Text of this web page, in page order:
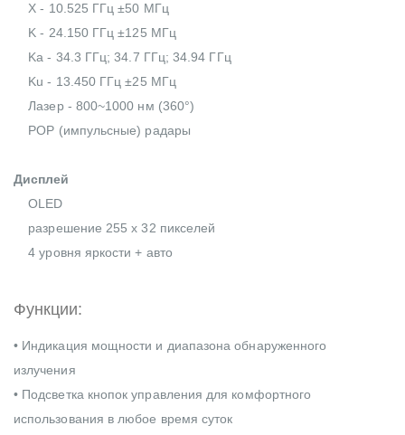
X - 10.525 ГГц ±50 МГц
K - 24.150 ГГц ±125 МГц
Ka - 34.3 ГГц; 34.7 ГГц; 34.94 ГГц
Ku - 13.450 ГГц ±25 МГц
Лазер - 800~1000 нм (360°)
POP (импульсные) радары
Дисплей
OLED
разрешение 255 x 32 пикселей
4 уровня яркости + авто
Функции:
• Индикация мощности и диапазона обнаруженного
излучения
• Подсветка кнопок управления для комфортного
использования в любое время суток